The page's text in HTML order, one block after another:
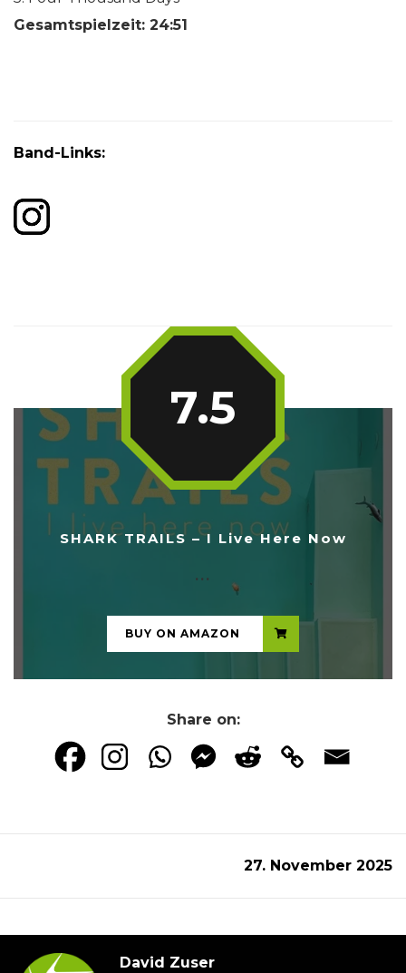
Gesamtspielzeit: 24:51
Band-Links:
SHARK TRAILS – I Live Here Now
7.5
...
BUY ON AMAZON
Share on:
27. November 2025
David Zuser